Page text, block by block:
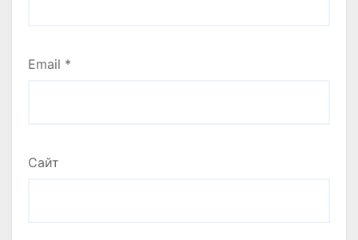
Email *
Сайт